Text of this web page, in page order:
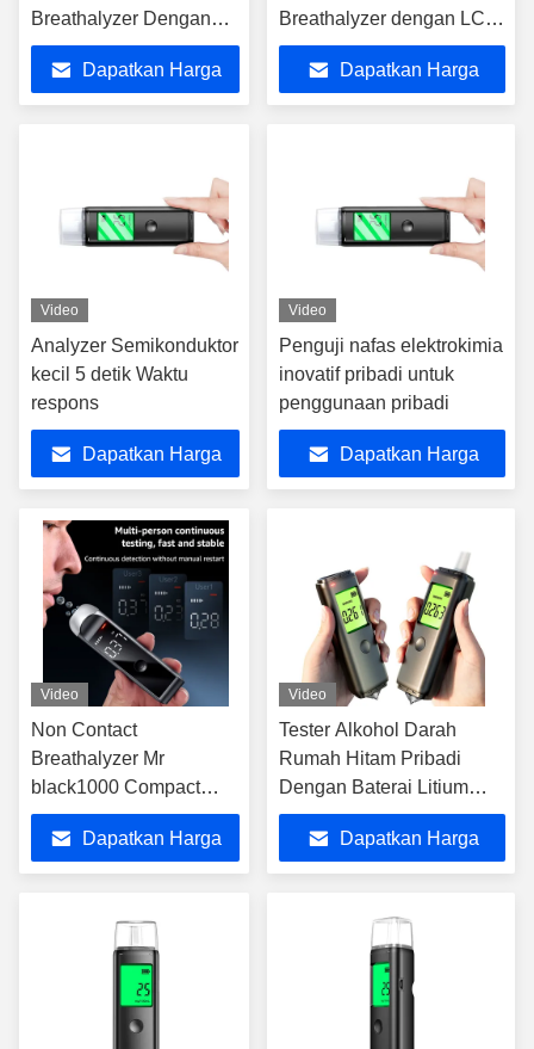
Breathalyzer Dengan
Lithium Battery
Dapatkan Harga
Breathalyzer dengan LCD
Display
Dapatkan Harga
Video
Analyzer Semikonduktor
kecil 5 detik Waktu
respons
Dapatkan Harga
Video
Penguji nafas elektrokimia
inovatif pribadi untuk
penggunaan pribadi
Dapatkan Harga
Video
Non Contact
Breathalyzer Mr
black1000 Compact
Home Breathalyzer
Tester
Dapatkan Harga
Video
Tester Alkohol Darah
Rumah Hitam Pribadi
Dengan Baterai Litium
Terisi
Dapatkan Harga